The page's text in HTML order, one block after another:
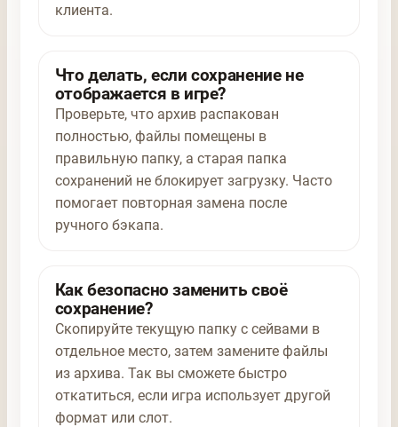
клиента.
Что делать, если сохранение не
отображается в игре?
Проверьте, что архив распакован
полностью, файлы помещены в
правильную папку, а старая папка
сохранений не блокирует загрузку. Часто
помогает повторная замена после
ручного бэкапа.
Как безопасно заменить своё
сохранение?
Скопируйте текущую папку с сейвами в
отдельное место, затем замените файлы
из архива. Так вы сможете быстро
откатиться, если игра использует другой
формат или слот.